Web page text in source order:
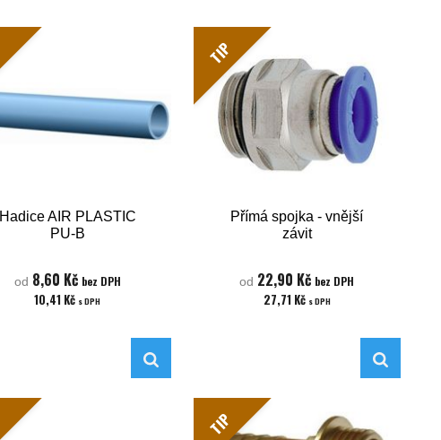
Hadice AIR PLASTIC
PU-B
od 8,60 Kč bez DPH
10,41 Kč s DPH
TIP
Přímá spojka - vnější
závit
od 22,90 Kč bez DPH
27,71 Kč s DPH
TIP